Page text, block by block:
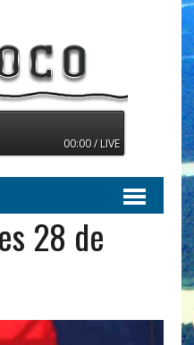
00:00 / LIVE
28 de